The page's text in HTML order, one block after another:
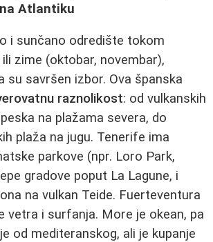
Atlantiku
i sunčano odredište tokom
zime (oktobar, novembar),
su savršen izbor. Ova španska
raznolikost: od vulkanskih
na plažama severa, do
plaža na jugu. Tenerife ima
parkove (npr. Loro Park,
gradove poput La Lagune, i
na vulkan Teide. Fuerteventura
vetra i surfanja. More je okean, pa
od mediteranskog, ali je kupanje